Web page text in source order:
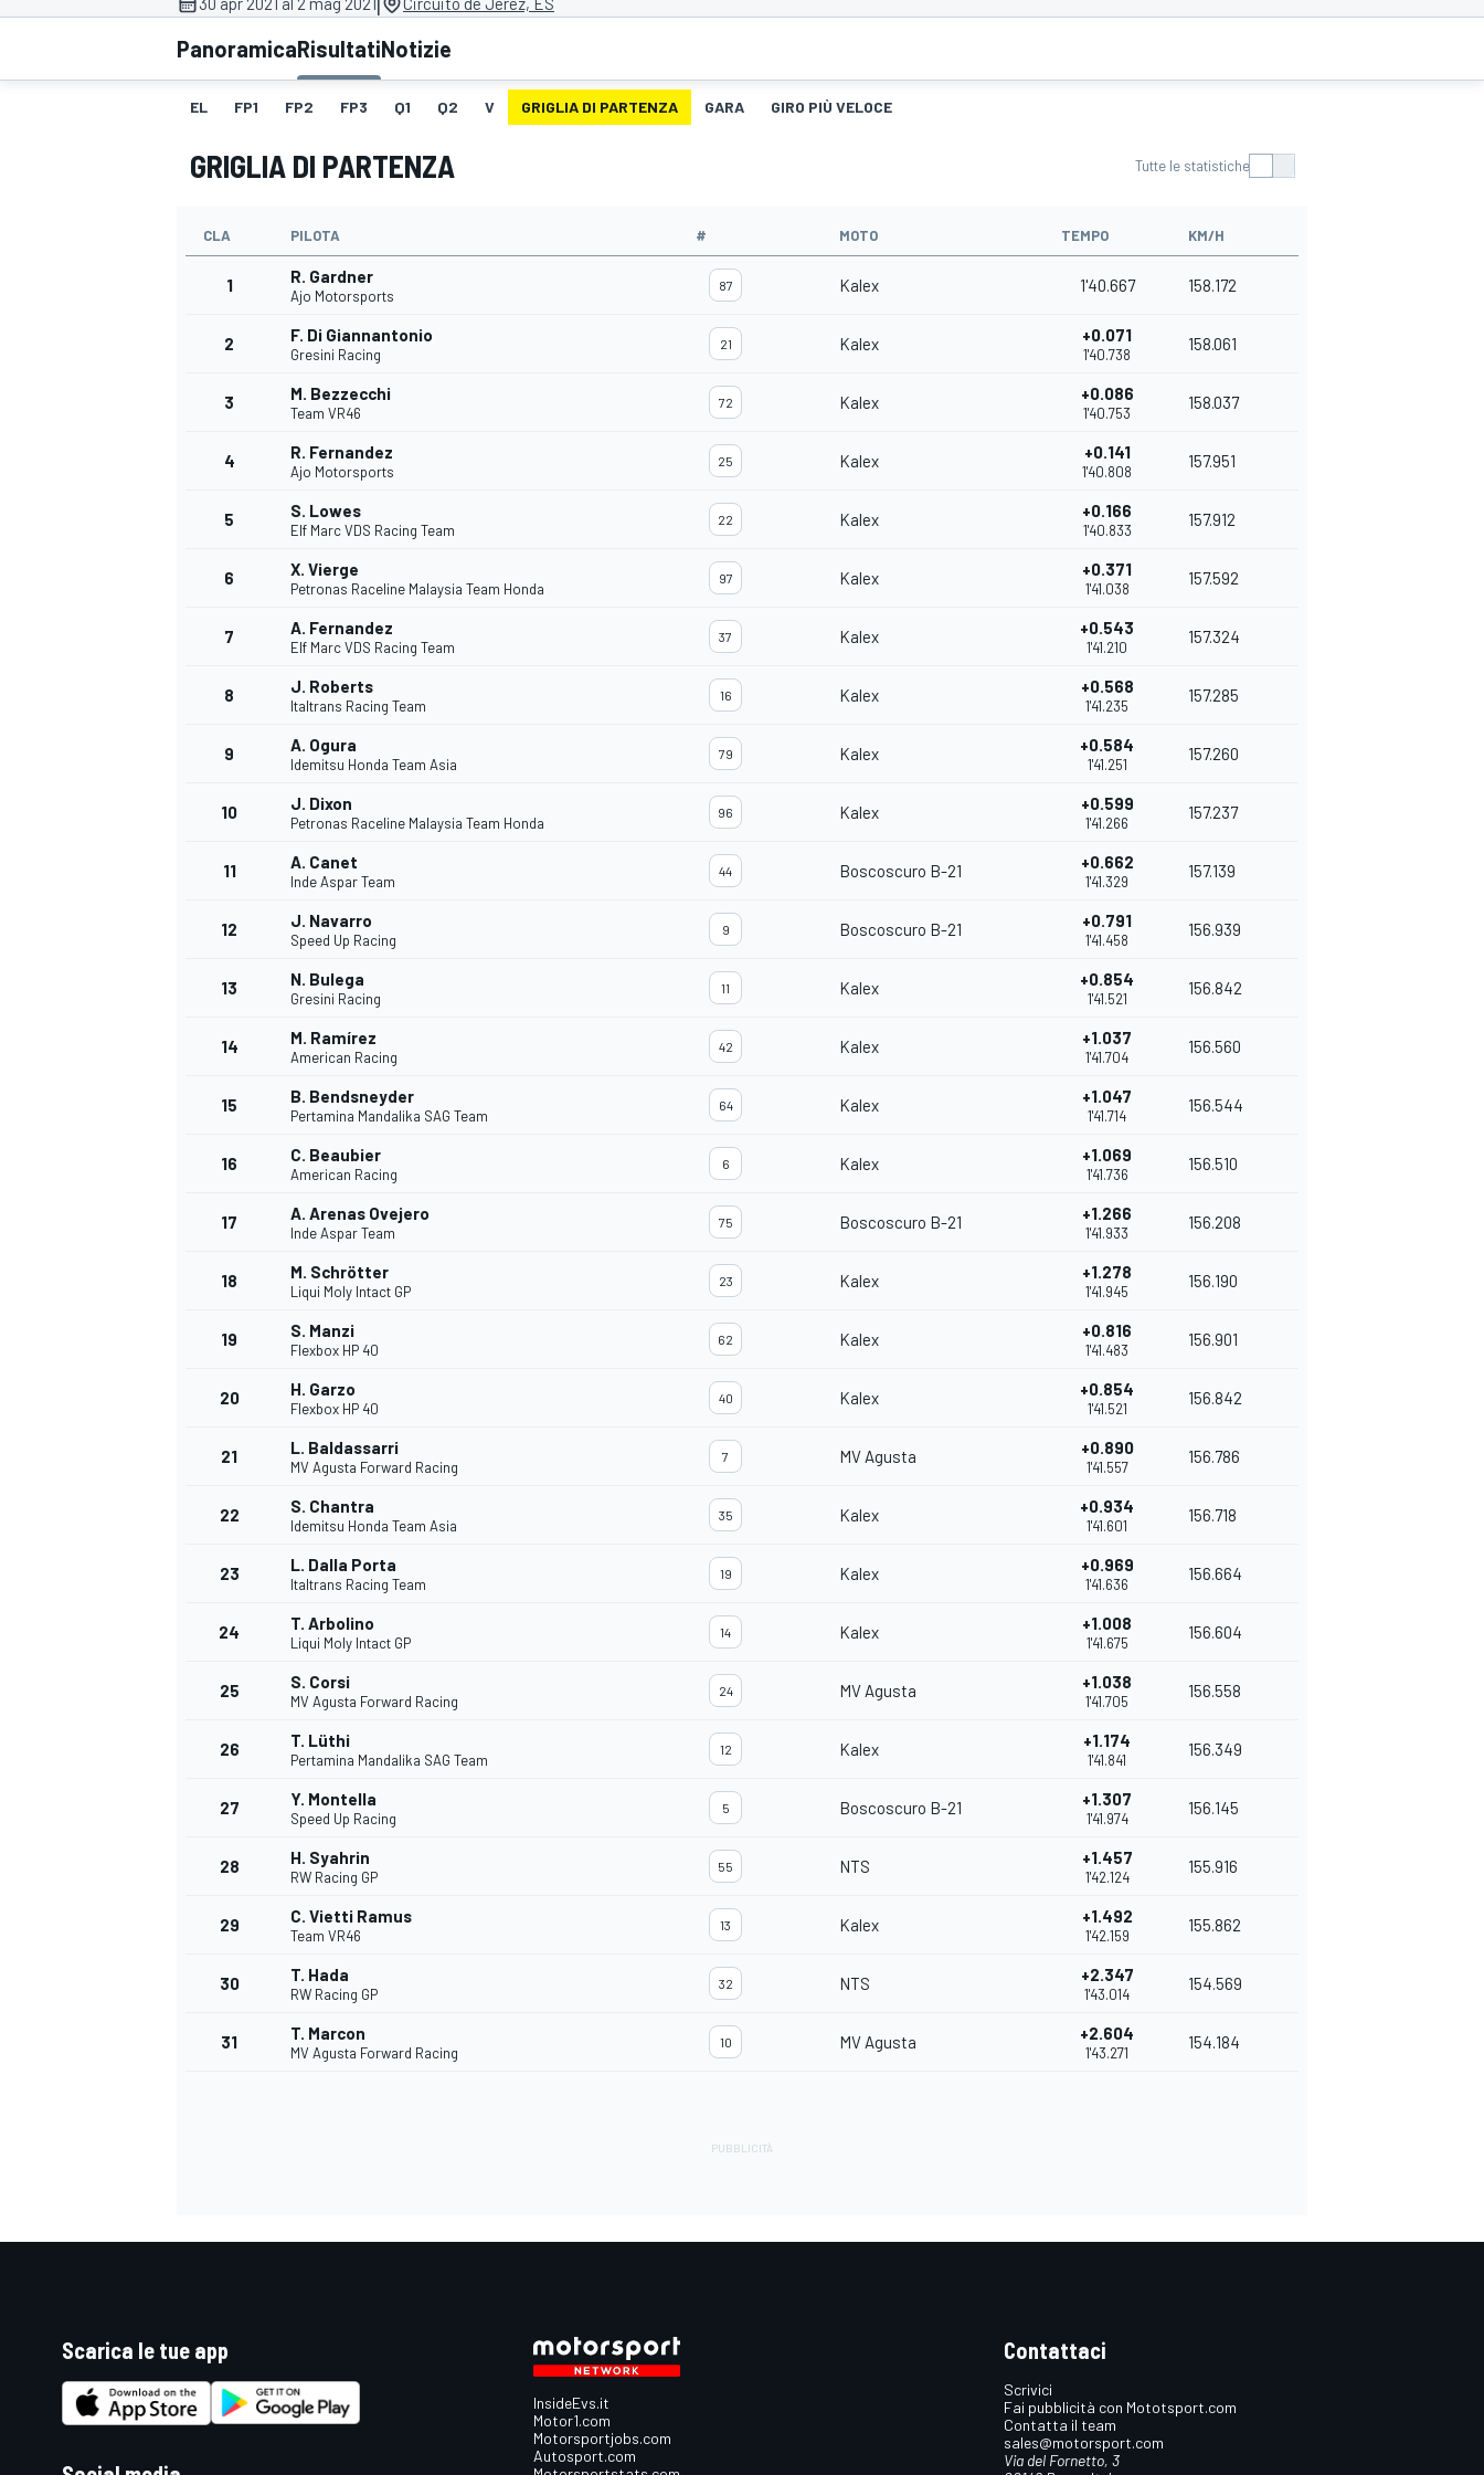
MOTOGP WEC
ENDURANCE/GT
MONOMARCA
PanoramicaRisultatiNotizie
EL FP1 FP2 FP3 Q1 Q2 V GRIGLIA DI PARTENZA GARA GIRO PIÙ VELOCE
GRIGLIA DI PARTENZA Tutte le statistiche
CLA PILOTA # MOTO TEMPO KM/H
1 R. Gardner
Ajo Motorsports
87 Kalex 1'40.667 158.172
2 F. Di Giannantonio
Gresini Racing
21 Kalex +0.071
1'40.738
158.061
3 M. Bezzecchi
Team VR46
72 Kalex +0.086
1'40.753
158.037
4 R. Fernandez
Ajo Motorsports
25 Kalex +0.141
1'40.808
157.951
5 S. Lowes
Elf Marc VDS Racing Team
22 Kalex +0.166
1'40.833
157.912
6 X. Vierge
Petronas Raceline Malaysia Team Honda
97 Kalex +0.371
1'41.038
157.592
7 A. Fernandez
Elf Marc VDS Racing Team
37 Kalex +0.543
1'41.210
157.324
8 J. Roberts
Italtrans Racing Team
16 Kalex +0.568
1'41.235
157.285
9 A. Ogura
Idemitsu Honda Team Asia
79 Kalex +0.584
1'41.251
157.260
10 J. Dixon
Petronas Raceline Malaysia Team Honda
96 Kalex +0.599
1'41.266
157.237
11 A. Canet
Inde Aspar Team
44 Boscoscuro B-21 +0.662
1'41.329
157.139
12 J. Navarro
Speed Up Racing
9 Boscoscuro B-21 +0.791
1'41.458
156.939
13 N. Bulega
Gresini Racing
11 Kalex +0.854
1'41.521
156.842
14 M. Ramírez
American Racing
42 Kalex +1.037
1'41.704
156.560
15 B. Bendsneyder
Pertamina Mandalika SAG Team
64 Kalex +1.047
1'41.714
156.544
16 C. Beaubier
American Racing
6 Kalex +1.069
1'41.736
156.510
17 A. Arenas Ovejero
Inde Aspar Team
75 Boscoscuro B-21 +1.266
1'41.933
156.208
18 M. Schrötter
Liqui Moly Intact GP
23 Kalex +1.278
1'41.945
156.190
19 S. Manzi
Flexbox HP 40
62 Kalex +0.816
1'41.483
156.901
20 H. Garzo
Flexbox HP 40
40 Kalex +0.854
1'41.521
156.842
21 L. Baldassarri
MV Agusta Forward Racing
7 MV Agusta +0.890
1'41.557
156.786
22 S. Chantra
Idemitsu Honda Team Asia
35 Kalex +0.934
1'41.601
156.718
23 L. Dalla Porta
Italtrans Racing Team
19 Kalex +0.969
1'41.636
156.664
24 T. Arbolino
Liqui Moly Intact GP
14 Kalex +1.008
1'41.675
156.604
25 S. Corsi
MV Agusta Forward Racing
24 MV Agusta +1.038
1'41.705
156.558
26 T. Lüthi
Pertamina Mandalika SAG Team
12 Kalex +1.174
1'41.841
156.349
27 Y. Montella
Speed Up Racing
5 Boscoscuro B-21 +1.307
1'41.974
156.145
28 H. Syahrin
RW Racing GP
55 NTS +1.457
1'42.124
155.916
29 C. Vietti Ramus
Team VR46
13 Kalex +1.492
1'42.159
155.862
30 T. Hada
RW Racing GP
32 NTS +2.347
1'43.014
154.569
31 T. Marcon
MV Agusta Forward Racing
10 MV Agusta +2.604
1'43.271
154.184
Scarica le tue app
InsideEvs.it
Motor1.com
Motorsportjobs.com
Autosport.com
Contattaci
Scrivici
Fai pubblicità con Mototsport.com
Contatta il team
sales@motorsport.com
Via del Fornetto, 3